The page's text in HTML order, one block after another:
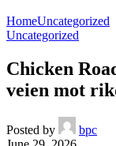
HomeUncategorized
Uncategorized
Chicken
veien mot
Posted by
bpc